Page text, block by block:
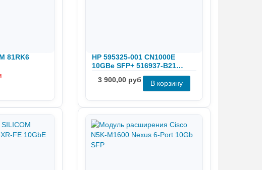
81RK6
HP 595325-001 CN1000E
10GBe SFP+ 516937-B21
3 900,00 руб